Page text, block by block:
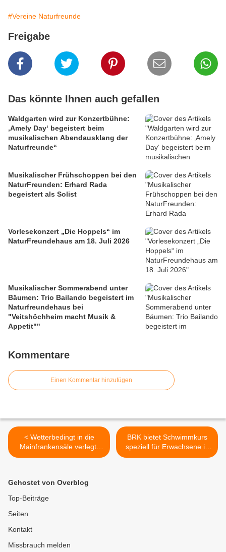
#Vereine Naturfreunde
Freigabe
Das könnte Ihnen auch gefallen
Waldgarten wird zur Konzertbühne:
‚Amely Day‘ begeistert beim
musikalischen Abendausklang der
Naturfreunde“
Musikalischer Frühschoppen bei den
NaturFreunden: Erhard Rada
begeistert als Solist
Vorlesekonzert „Die Hoppels“ im
NaturFreundehaus am 18. Juli 2026
Musikalischer Sommerabend unter
Bäumen: Trio Bailando begeistert im
Naturfreundehaus bei
"Veitshöchheim macht Musik &
Appetit""
Kommentare
Einen Kommentar hinzufügen
< Wetterbedingt in die
Mainfrankensäle verlegt:
25. Nachtmusik
BRK bietet Schwimmkurs
speziell für Erwachsene in
Veitshöchheim an >
Gehostet von Overblog
Top-Beiträge
Seiten
Kontakt
Missbrauch melden